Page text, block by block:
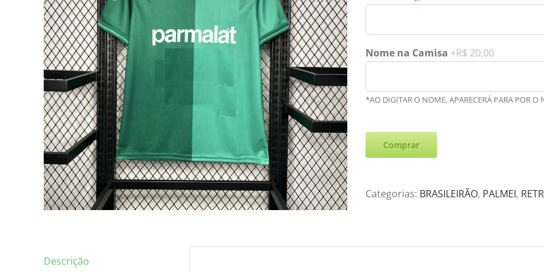
Nome na Camisa +R$ 20,00
*AO DIGITAR O NOME, APARECERÁ PARA POR O
Comprar
Categorias: BRASILEIRÃO, PALMEI,
Descrição